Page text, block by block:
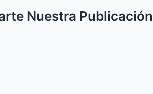
Nuestra Publicación